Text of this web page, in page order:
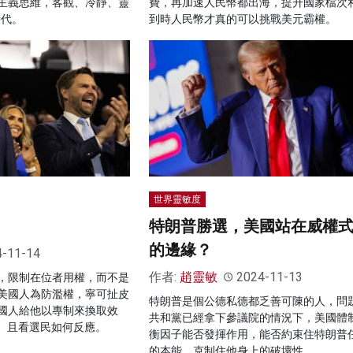
。
到時人民幣才真的可以挑戰美元霸權。
11-14
限制在位者用權，而不是
國人為防濫權，寧可扯皮
人給他以專制來換取效
看選民如何反應。
世界靈敏度
特朗普勝選，美國站在威權
的邊緣？
作者: 趙靈敏 2024-11-13
特朗普是個公德私德都乏善可陳的人，問
共和黨已經拿下參議院的情況下，美國體
衡因子能否發揮作用，能否約束住特朗普